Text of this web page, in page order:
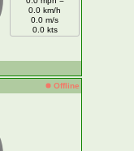
0.0 km/h
0.0 m/s
0.0 kts
Offline